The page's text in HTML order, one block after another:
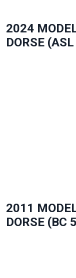
2024
DORSE
2011
DORSE (BC